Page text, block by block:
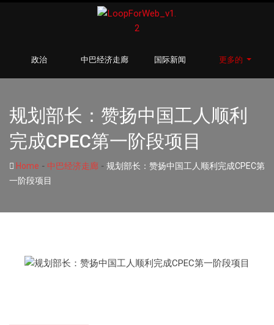
政治 中巴经济走廊 国际新闻 更多的
规划部长：赞扬中国工人顺利
完成CPEC第一阶段项目
Home - 中巴经济走廊 - 规划部长：赞扬中国工人顺利完成CPEC第
一阶段项目